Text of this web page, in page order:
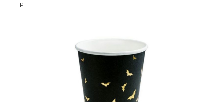
PartyDeco